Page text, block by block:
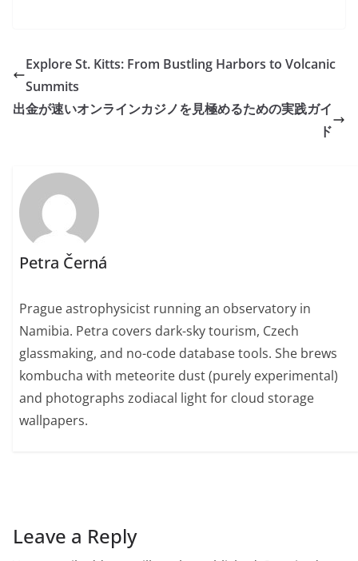
Explore St. Kitts: From Bustling Harbors to Volcanic
Summits
出金が速いオンラインカジノを見極めるための実践ガイ
ド
Petra Černá
Prague astrophysicist running an observatory in
Namibia. Petra covers dark-sky tourism, Czech
glassmaking, and no-code database tools. She brews
kombucha with meteorite dust (purely experimental)
and photographs zodiacal light for cloud storage
wallpapers.
Leave a Reply